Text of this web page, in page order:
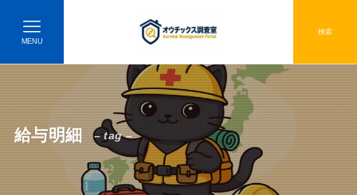
検索
MENU
給与明細 – tag –